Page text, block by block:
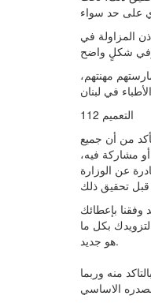
على حد سواء
المزاولة في
مهنتهم،
التعميم 112
المعنية التأكد من أن جميع
مشاركة فيه،
عن الوزارة
بإعطائك
لتزويدك بكل ما
هو جديد.
بالتاكد منه وربما